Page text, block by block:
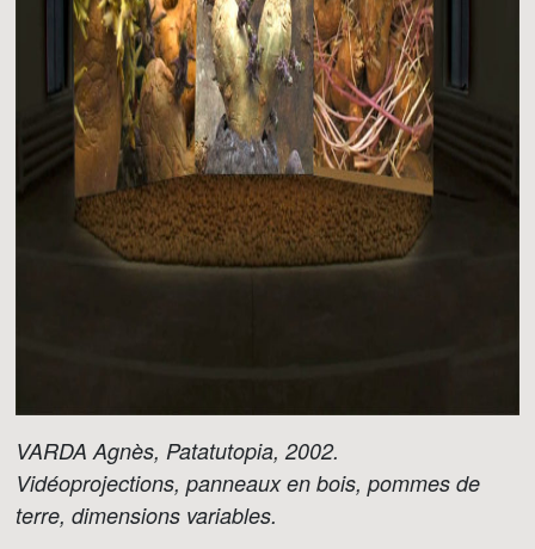
VARDA Agnès, Patatutopia, 2002.
Vidéoprojections, panneaux en bois, pommes de
terre, dimensions variables.